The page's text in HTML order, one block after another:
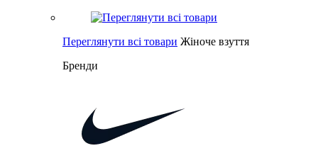
Переглянути всі товари Жіноче взуття
Бренди